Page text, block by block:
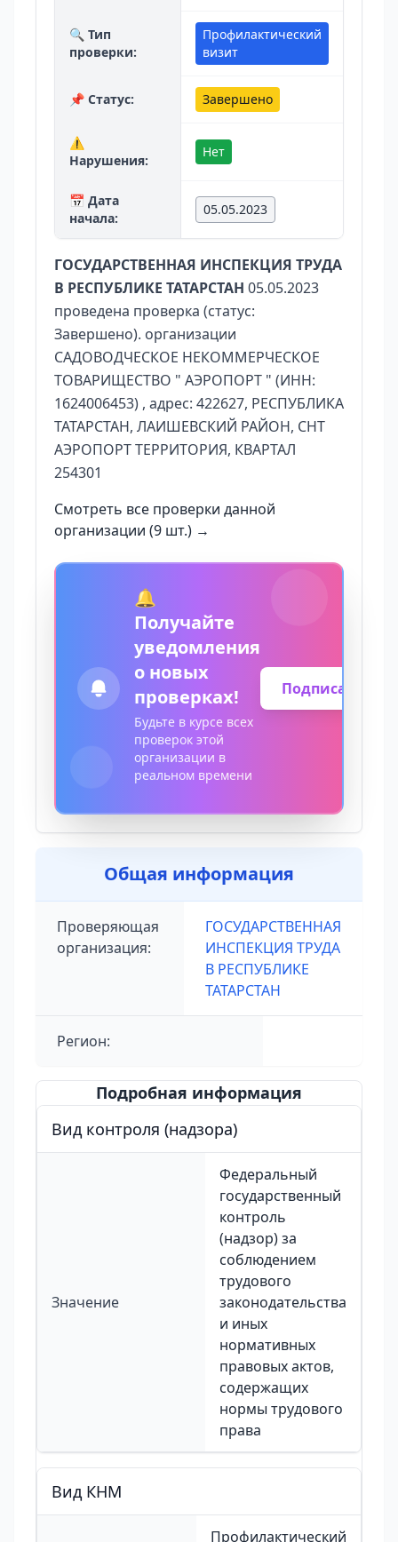
🔍 Тип
проверки:
Профилактический
визит
📌 Статус: Завершено
⚠️
Нарушения:
Нет
📅 Дата
начала:
05.05.2023
ГОСУДАРСТВЕННАЯ ИНСПЕКЦИЯ ТРУДА
В РЕСПУБЛИКЕ ТАТАРСТАН 05.05.2023
проведена проверка (статус:
Завершено). организации
САДОВОДЧЕСКОЕ НЕКОММЕРЧЕСКОЕ
ТОВАРИЩЕСТВО " АЭРОПОРТ " (ИНН:
1624006453) , адрес: 422627, РЕСПУБЛИКА
ТАТАРСТАН, ЛАИШЕВСКИЙ РАЙОН, СНТ
АЭРОПОРТ ТЕРРИТОРИЯ, КВАРТАЛ
254301
Смотреть все проверки данной
организации (9 шт.) →
🔔
Получайте
уведомления
о новых
проверках!
Будьте в курсе всех
проверок этой
организации в
реальном времени
Подписаться
Общая информация
Проверяющая
организация:
ГОСУДАРСТВЕННАЯ
ИНСПЕКЦИЯ ТРУДА
В РЕСПУБЛИКЕ
ТАТАРСТАН
Регион:
Подробная информация
Вид контроля (надзора)
Значение
Федеральный
государственный
контроль
(надзор) за
соблюдением
трудового
законодательства
и иных
нормативных
правовых актов,
содержащих
нормы трудового
права
Вид КНМ
Профилактический